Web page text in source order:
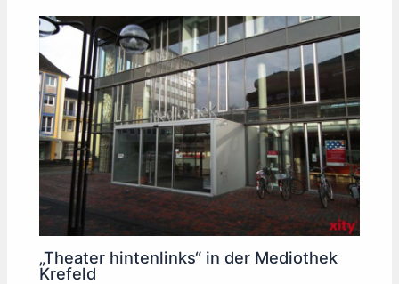
„Theater hintenlinks“ in der Mediothek
Krefeld